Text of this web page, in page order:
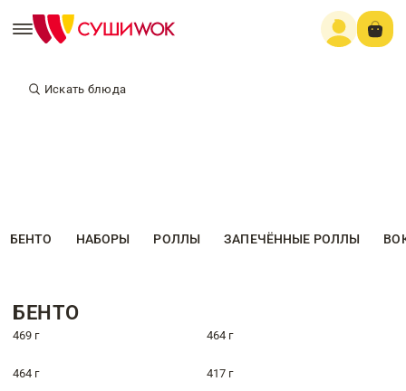
Искать блюда
БЕНТО НАБОРЫ РОЛЛЫ ЗАПЕЧЁННЫЕ РОЛЛЫ
БЕНТО
469 г 464 г
464 г 417 г